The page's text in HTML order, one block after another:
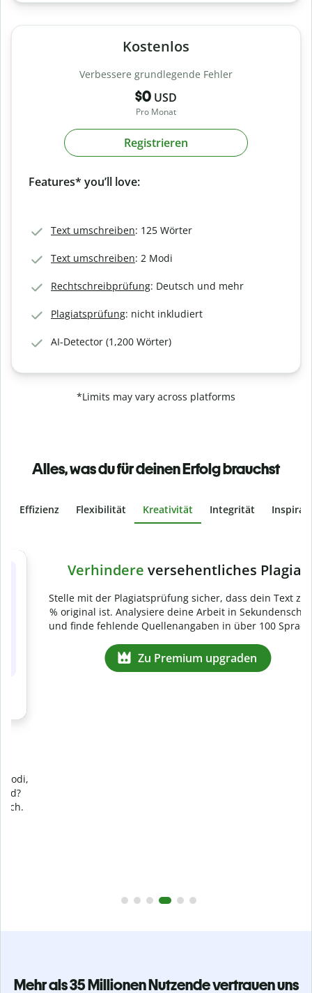
Kostenlos
Verbessere grundlegende Fehler
$0 USD
Pro Monat
Registrieren
Features* you’ll love:
Text umschreiben: 125 Wörter
Text umschreiben: 2 Modi
Rechtschreibprüfung: Deutsch und mehr
Plagiatsprüfung: nicht inkludiert
AI-Detector (1,200 Wörter)
*Limits may vary across platforms
Alles, was du für deinen Erfolg brauchst
Effizienz Flexibilität Kreativität Integrität
Slide 4 of 6
Stelle mit der Plagiatsprüfung sicher, dass dein Text zu 100
% original ist. Analysiere deine Arbeit in Sekundenschnelle
und finde fehlende Quellenangaben in über 100 Sprachen.
Mehr als 35 Millionen Nutzende vertrauen uns